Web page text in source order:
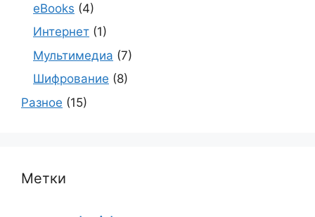
eBooks (4)
Интернет (1)
Мультимедиа (7)
Шифрование (8)
Разное (15)
Метки